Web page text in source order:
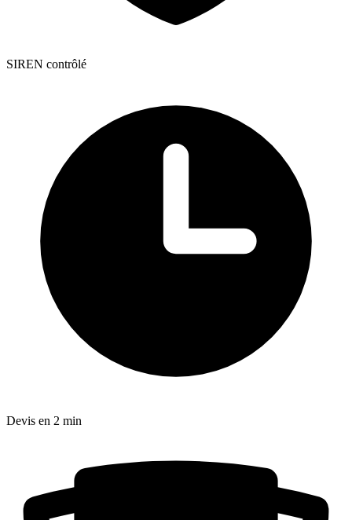
SIREN contrôlé
Devis en 2 min